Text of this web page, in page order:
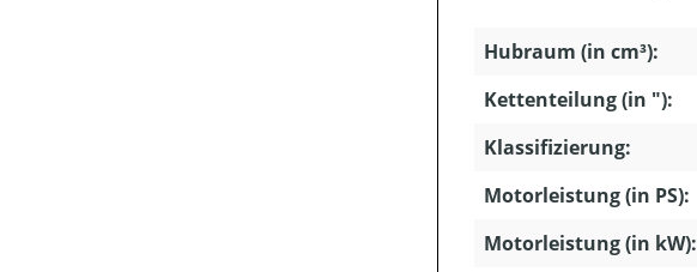
Hubraum (in cm³):
Kettenteilung (in "):
Klassifizierung:
Motorleistung (in PS):
Motorleistung (in kW):